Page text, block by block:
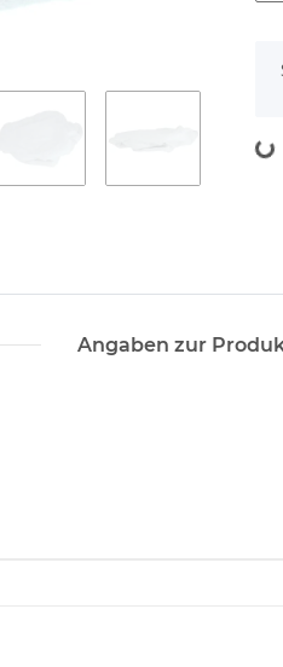
Loading...
Angaben zur